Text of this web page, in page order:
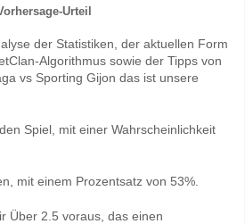
Urteil
der Statistiken, der aktuellen Form
Algorithmus sowie der Tipps von
vs Sporting Gijon das ist unsere
Spiel, mit einer Wahrscheinlichkeit
mit einem Prozentsatz von 53%.
Über 2.5 voraus, das einen